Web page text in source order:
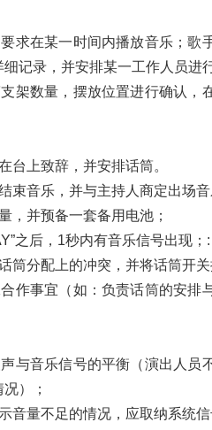
求在某一时间内播放音乐；歌
记录，并安排某一工作人员进
架数量，摆放位置进行确认，
台上致辞，并安排话筒。
束音乐，并与主持人商定出场
，并预备一套备用电池；
之后，1秒内有音乐信号出现；:
筒分配上的冲突，并将话筒开关
作事宜（如：负责话筒的安排
与音乐信号的平衡（演出人员
）；
音量不足的情况，应取纳系统